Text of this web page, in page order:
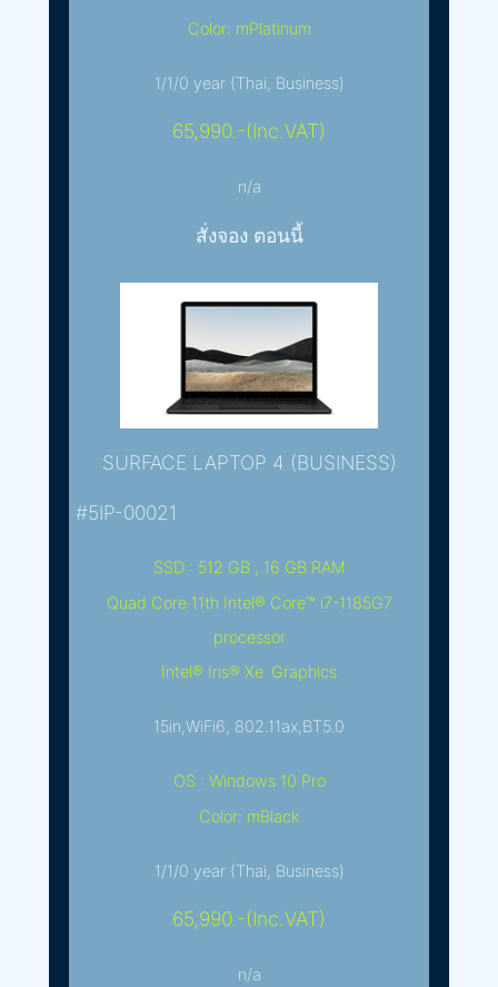
Color: mPlatinum
1/1/0 year (Thai, Business)
65,990.-(Inc.VAT)
n/a
สั่งจอง ตอนนี้
SURFACE LAPTOP 4 (BUSINESS)
#5IP-00021
SSD : 512 GB , 16 GB RAM
Quad Core 11th Intel® Core™ i7-1185G7
processor
Intel® Iris® Xe Graphics
15in,WiFi6, 802.11ax,BT5.0
OS : Windows 10 Pro
Color: mBlack
1/1/0 year (Thai, Business)
65,990.-(Inc.VAT)
n/a